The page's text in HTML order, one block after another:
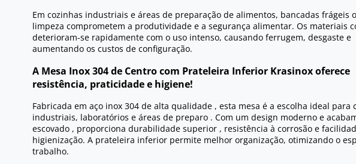
Em cozinhas industriais e áreas de preparação de alimentos, bancadas frágeis
limpeza comprometem a produtividade e a segurança alimentar. Os materiais
deterioram-se rapidamente com o uso intenso, causando ferrugem, desgaste e
aumentando os custos de configuração.
A Mesa Inox 304 de Centro com Prateleira Inferior Krasinox oferece
resistência, praticidade e higiene!
Fabricada em aço inox 304 de alta qualidade , esta mesa é a escolha ideal para
industriais, laboratórios e áreas de preparo . Com um design moderno e
escovado , proporciona durabilidade superior , resistência à corrosão e
higienização. A prateleira inferior permite melhor organização, otimizando o
trabalho.